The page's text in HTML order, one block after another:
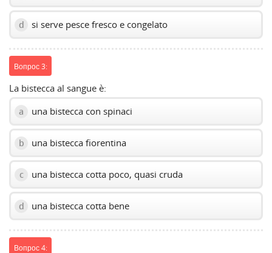
d si serve pesce fresco e congelato
Вопрос 3:
La bistecca al sangue è:
a una bistecca con spinaci
b una bistecca fiorentina
c una bistecca cotta poco, quasi cruda
d una bistecca cotta bene
Вопрос 4: